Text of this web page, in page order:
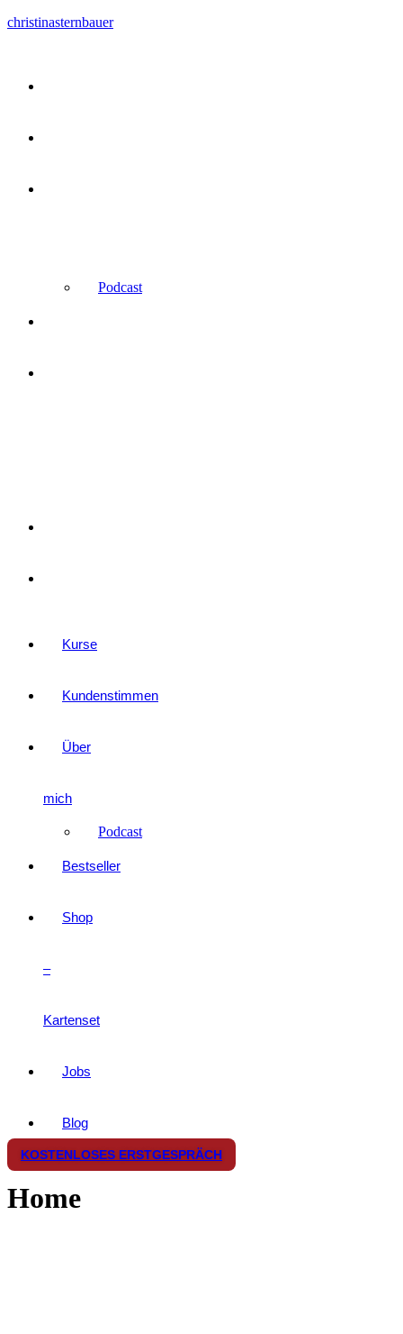
christinasternbauer
Podcast
Kurse
Kundenstimmen
Über
mich
Podcast
Bestseller
Shop
–
Kartenset
Jobs
Blog
KOSTENLOSES ERSTGESPRÄCH
Home